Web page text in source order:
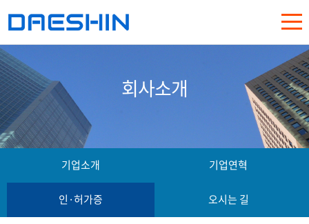
회사소개
기업소개 기업연혁
인·허가증 오시는 길